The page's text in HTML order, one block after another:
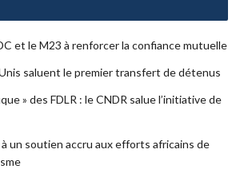
et le M23 à renforcer la confiance mutuelle
saluent le premier transfert de détenus
» des FDLR : le CNDR salue l’initiative de
à un soutien accru aux efforts africains de